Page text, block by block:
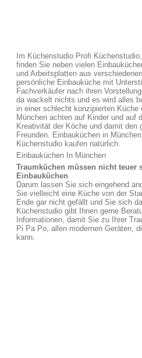
Im Küchenstudio Profi
finden Sie neben vielen
und Arbeitsplatten aus
persönliche Einbauküche mit
Fachverkäufer nach ihren
da wackelt nichts und es wird alles
in einer schlecht konzipierten
München achten auf Kinder und auf
Kreativität der Köche und damit den
Freunden. Einbauküchen in
Küchenstudio kaufen natürlich.
Einbauküchen In München
Traumküchen müssen nicht teuer
Einbauküchen
Darum lassen Sie sich eingehend
Sie vielleicht eine Küche von der
Ende gar nicht gefällt und Sie sich
Küchenstudio gibt Ihnen gerne
Informationen, damit Sie zu Ihrer
Pi Pa Po, allen modernen Geräten,
kann.